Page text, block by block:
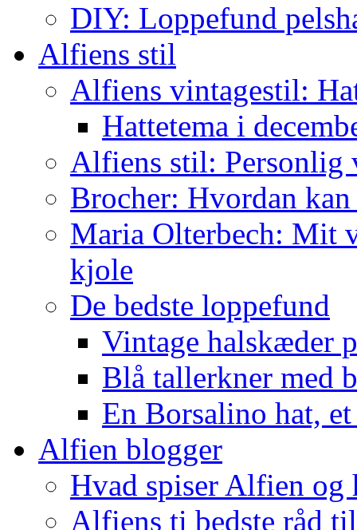
DIY: Loppefund
Alfiens stil
Alfiens vintagestil:
Hattetema i
Alfiens stil: Personlig
Brocher: Hvordan
Maria Olterbech: Mit
kjole
De bedste loppefund
Vintage halskæder
Blå tallerkner med
En Borsalino hat,
Alfien blogger
Hvad spiser Alfien og
Alfiens ti bedste råd